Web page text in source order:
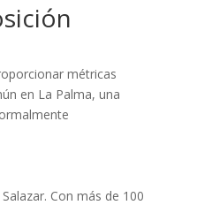
métricas
en La Palma, una
Con más de 100